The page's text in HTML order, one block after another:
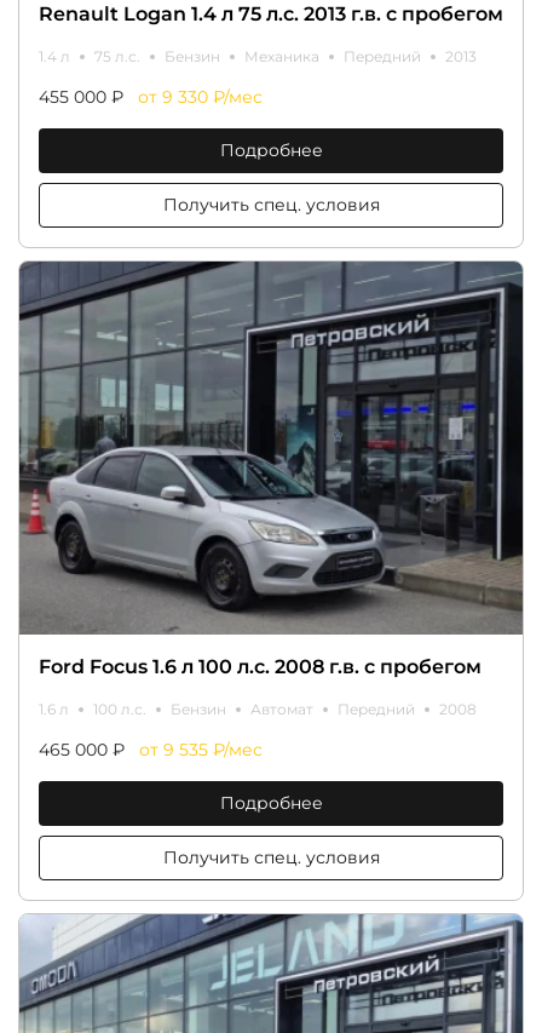
Renault Logan 1.4 л 75 л.с. 2013 г.в. с пробегом
1.4 л 75 л.с. Бензин Механика Передний 2013
455 000 ₽ от 9 330 ₽/мес
Подробнее
Получить спец. условия
Ford Focus 1.6 л 100 л.с. 2008 г.в. с пробегом
1.6 л 100 л.с. Бензин Автомат Передний 2008
465 000 ₽ от 9 535 ₽/мес
Подробнее
Получить спец. условия